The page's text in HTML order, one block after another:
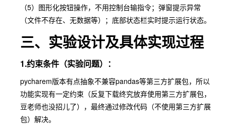
（5）图形化按钮操作，不用控制台输指令；弹窗提示异常
（文件不存在、无数据等）；底部状态栏实时提示运行状态。
三、实验设计及具体实现过程
1.约束条件（实验问题）：
pycharem版本有点抽象不兼容pandas等第三方扩展包，所以
功能实现有一定约束（反复下载终究放弃使用第三方扩展包，
豆老师也没招儿了），最终通过修改代码（不使用第三方扩展
包）解决。